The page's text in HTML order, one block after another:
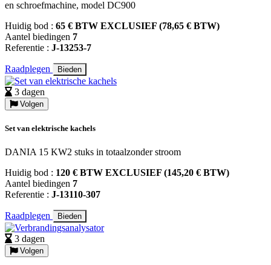
en schroefmachine, model DC900
Huidig bod : 65 € BTW EXCLUSIEF (78,65 € BTW)
Aantel biedingen 7
Referentie : J-13253-7
Raadplegen Bieden
3 dagen
Volgen
Set van elektrische kachels
DANIA 15 KW2 stuks in totaalzonder stroom
Huidig bod : 120 € BTW EXCLUSIEF (145,20 € BTW)
Aantel biedingen 7
Referentie : J-13110-307
Raadplegen Bieden
3 dagen
Volgen